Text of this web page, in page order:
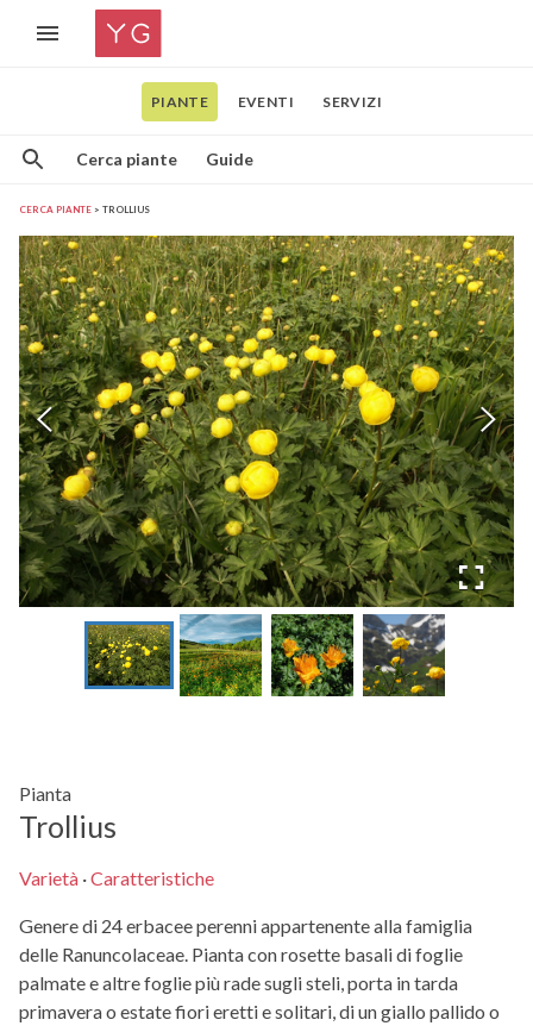
PIANTE EVENTI SERVIZI
Cerca piante Guide
CERCA PIANTE TROLLIUS
Pianta
Trollius
Varietà ·Caratteristiche
Genere di 24 erbacee perenni appartenente alla famiglia
delle Ranuncolaceae. Pianta con rosette basali di foglie
palmate e altre foglie più rade sugli steli, porta in tarda
primavera o estate fiori eretti e solitari, di un giallo pallido o